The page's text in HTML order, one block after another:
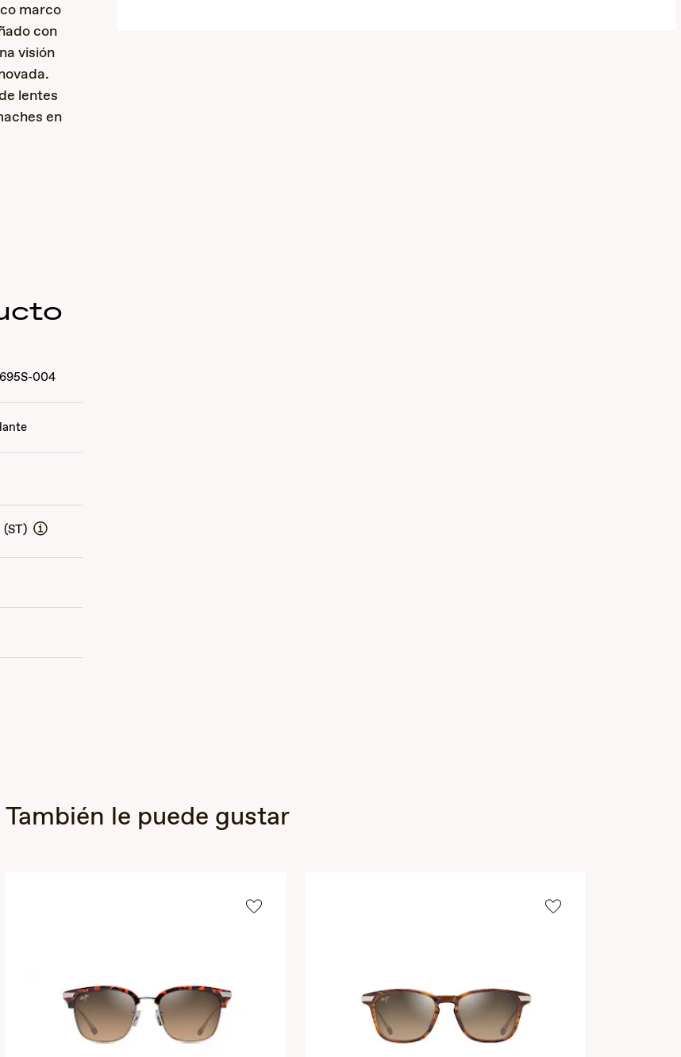
marco
con
visión
lentes
en
004
También le puede gustar